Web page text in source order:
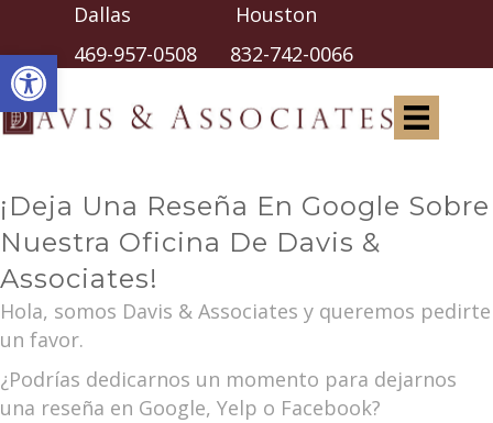
Abrir barra de herramientas
Dallas Houston
469-957-0508 832-742-0066
¡Deja Una Reseña En Google Sobre
Nuestra Oficina De Davis &
Associates!
Hola, somos Davis & Associates y queremos pedirte
un favor.
¿Podrías dedicarnos un momento para dejarnos
una reseña en Google, Yelp o Facebook?